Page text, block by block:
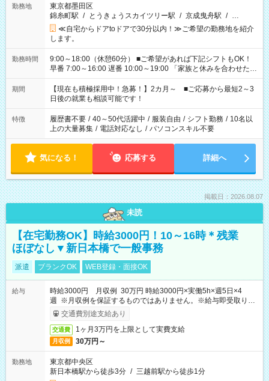
勤務地
東京都墨田区
錦糸町駅 / とうきょうスカイツリー駅 / 京成曳舟駅 / …
≪自宅からドアtoドアで30分以内！≫ご希望の勤務地を紹介
します。
勤務時間
9:00～18:00（休憩60分） ■ご希望があれば下記シフトもOK！
早番 7:00～16:00 遅番 10:00～19:00 「家族と休みを合わせた
い」 「余裕を持って夕飯の準備がしたい」 「できれば残業はし
たくない」 など、ご希望を教えてくださいね。 ※Wワーク希望
の方へ 今ご覧のお仕事で希望する勤務時間と、もう1つのお仕事
の勤務時間。 合計で週40時間を超える場合は応募できません。
期間
【現在も積極採用中！急募！】2カ月～ ■ご応募から最短2～3
日後の就業も相談可能です！
特徴 履歴書不要 / 40～50代活躍中 / 服装自由 / シフト勤務 / 10名以
上の大量募集 / 電話対応なし / パソコンスキル不要
気になる！ 応募する 詳細へ
掲載日：2026.08.07
未読
【在宅勤務OK】時給3000円！10～16時＊残業
ほぼなし▼新日本橋で一般事務
派遣 ブランクOK WEB登録・面接OK
給与
時給3000円 月収例 30万円 時給3000円×実働5h×週5日×4
週 ※月収例を保証するものではありません。※給与即受取りサ
ービス利用可（利用条件有）
交通費別途支給あり
交通費 1ヶ月3万円を上限として実費支給
月収例 30万円～
勤務地
東京都中央区
新日本橋駅から徒歩3分 / 三越前駅から徒歩1分